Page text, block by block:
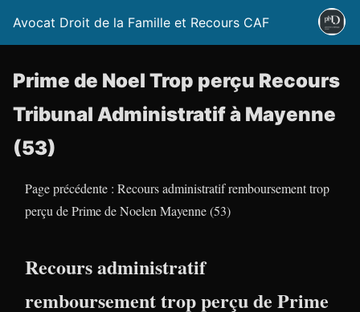
Avocat Droit de la Famille et Recours CAF
Prime de Noel Trop perçu Recours
Tribunal Administratif à Mayenne
(53)
Page précédente : Recours administratif remboursement trop
perçu de Prime de Noelen Mayenne (53)
Recours administratif
remboursement trop perçu de Prime